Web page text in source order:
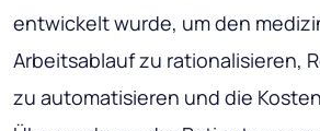
entwickelt wurde, um den
Arbeitsablauf zu rationalisieren,
zu automatisieren und die